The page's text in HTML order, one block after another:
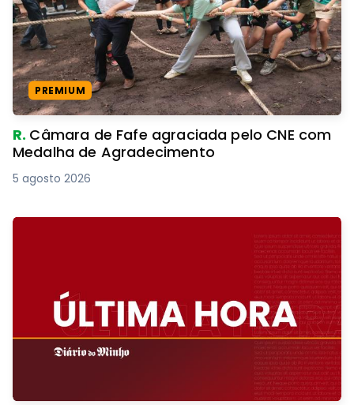
PREMIUM
R. Câmara de Fafe agraciada pelo CNE com
Medalha de Agradecimento
5 agosto 2026